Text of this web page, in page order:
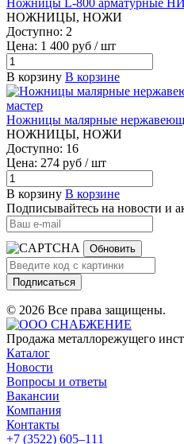
НОЖНИЦЫ, НОЖИ
Доступно: 2
Цена: 1 400 руб / шт
В корзину В корзине
Ножницы малярные
НОЖНИЦЫ, НОЖИ
Доступно: 16
Цена: 274 руб / шт
В корзину В корзине
Подписывайтесь на новости и
Обновить
Подписаться
© 2026 Все права защищены.
Продажа металлорежущего
Каталог
Новости
Вопросы и ответы
Вакансии
Компания
Контакты
+7 (3522) 605‒111